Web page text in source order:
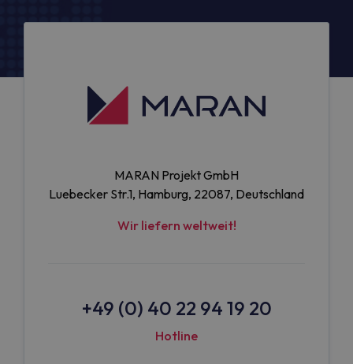
MARAN Projekt GmbH
Luebecker Str.1, Hamburg, 22087, Deutschland
Wir liefern weltweit!
+49 (0) 40 22 94 19 20
Hotline